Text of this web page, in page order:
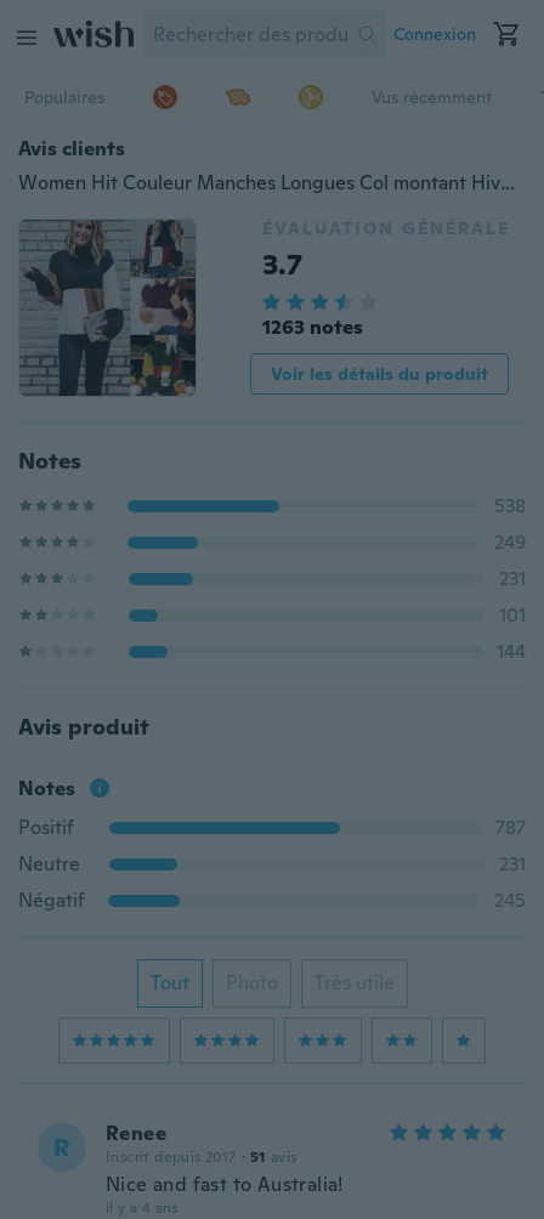
Connexion
Populaires Vus récemment
Avis clients
Women Hit Couleur Manches Longues Col montant Hiver et Automne Épissure Chandail coloré Haut de couleur
ÉVALUATION GÉNÉRALE
3.7
1263 notes
Voir les détails du produit
Notes
538
249
231
101
144
Avis produit
Notes
Positif
787
Neutre
231
Négatif
245
Tout Photo Très utile
R Renee
Inscrit depuis 2017 · 51 avis
Nice and fast to Australia!
il y a 4 ans